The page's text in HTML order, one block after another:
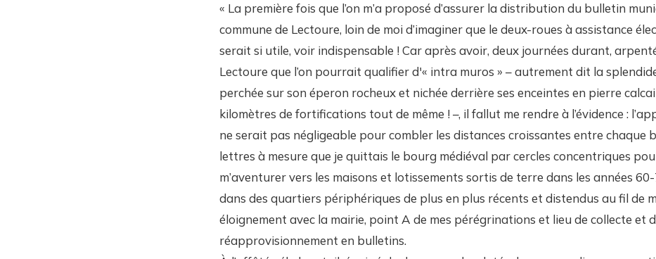
« La première fois que l’on m’a proposé d’assurer la distribution du bulletin
commune de Lectoure, loin de moi d’imaginer que le deux-roues à assistance
serait si utile, voir indispensable ! Car après avoir, deux journées durant,
Lectoure que l’on pourrait qualifier d'« intra muros » – autrement dit la
perchée sur son éperon rocheux et nichée derrière ses enceintes en pierre
kilomètres de fortifications tout de même ! –, il fallut me rendre à l’évidence :
ne serait pas négligeable pour combler les distances croissantes entre chaque
lettres à mesure que je quittais le bourg médiéval par cercles concentriques
m’aventurer vers les maisons et lotissements sortis de terre dans les années
dans des quartiers périphériques de plus en plus récents et distendus au fil de
éloignement avec la mairie, point A de mes pérégrinations et lieu de collecte et
réapprovisionnement en bulletins.